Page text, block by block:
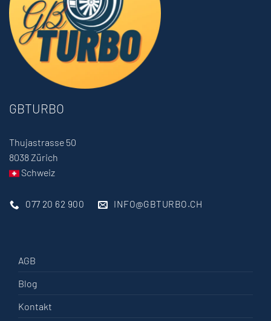
GBTURBO
Thujastrasse 50
8038 Zürich
Schweiz
077 20 62 900 INFO@GBTURBO.CH
AGB
Blog
Kontakt